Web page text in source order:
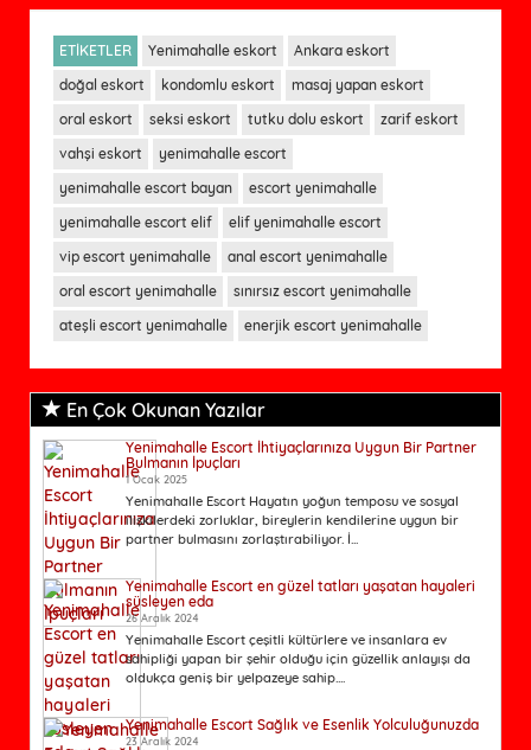
ETİKETLER Yenimahalle eskort
Ankara eskort
doğal eskort
kondomlu eskort
masaj yapan eskort
oral eskort
seksi eskort tutku dolu eskort
zarif eskort
vahşi eskort
yenimahalle escort
yenimahalle escort bayan
escort yenimahalle
yenimahalle escort elif
elif yenimahalle escort
vip escort yenimahalle
anal escort yenimahalle
oral escort yenimahalle
sınırsız escort yenimahalle
ateşli escort yenimahalle
enerjik escort yenimahalle
En Çok Okunan Yazılar
Yenimahalle Escort İhtiyaçlarınıza Uygun Bir Partner
Bulmanın İpuçları
1 Ocak 2025
Yenimahalle Escort Hayatın yoğun temposu ve sosyal
ilişkilerdeki zorluklar, bireylerin kendilerine uygun bir
partner bulmasını zorlaştırabiliyor. İ...
Yenimahalle Escort en güzel tatları yaşatan hayaleri
süsleyen eda
26 Aralık 2024
Yenimahalle Escort çeşitli kültürlere ve insanlara ev
sahipliği yapan bir şehir olduğu için güzellik anlayışı da
oldukça geniş bir yelpazeye sahip....
Yenimahalle Escort Sağlık ve Esenlik Yolculuğunuzda
23 Aralık 2024